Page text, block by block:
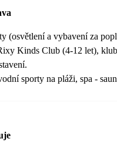
(osvětlení a vybavení za
Kinds Club (4-12 let),
sporty na pláži, spa -